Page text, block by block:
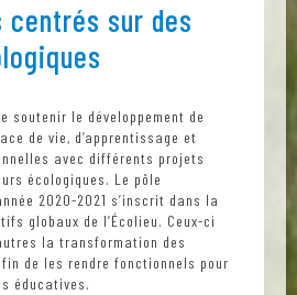
centrés sur des
soutenir le développement de
de vie, d’apprentissage et
avec différents projets
écologiques. Le pôle
2020-2021 s’inscrit dans la
globaux de l’Écolieu. Ceux-ci
la transformation des
de les rendre fonctionnels pour
éducatives.